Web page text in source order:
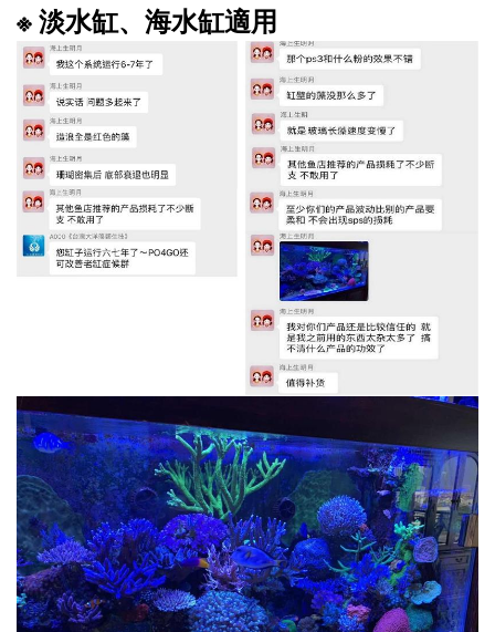
※ 淡水缸、海水缸適用